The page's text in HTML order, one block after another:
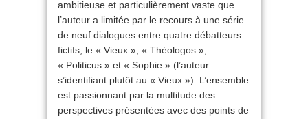
ambitieuse et particulièrement vaste que
l’auteur a limitée par le recours à une série
de neuf dialogues entre quatre débatteurs
fictifs, le « Vieux », « Théologos »,
« Politicus » et « Sophie » (l’auteur
s’identifiant plutôt au « Vieux »). L’ensemble
est passionnant par la multitude des
perspectives présentées avec des points de